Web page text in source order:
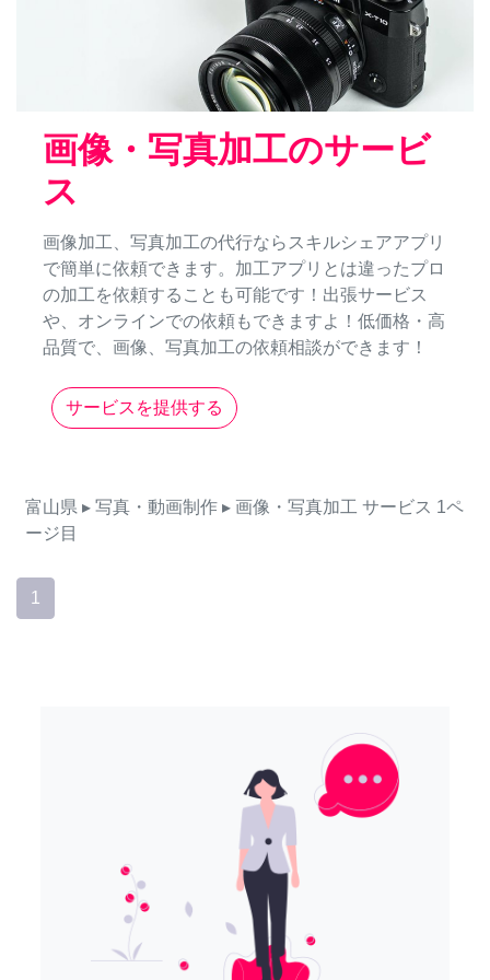
画像・写真加工のサービ
ス
画像加工、写真加工の代行ならスキルシェアアプリ
で簡単に依頼できます。加工アプリとは違ったプロ
の加工を依頼することも可能です！出張サービス
や、オンラインでの依頼もできますよ！低価格・高
品質で、画像、写真加工の依頼相談ができます！
サービスを提供する
富山県 ▸ 写真・動画制作 ▸ 画像・写真加工 サービス 1ペ
ージ目
1